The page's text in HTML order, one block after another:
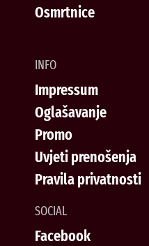
Osmrtnice
INFO
Impressum
Oglašavanje
Promo
Uvjeti prenošenja
Pravila privatnosti
SOCIAL
Facebook